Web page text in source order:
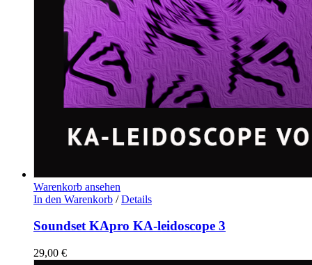
Warenkorb ansehen
In den Warenkorb / Details
Soundset KApro KA-leidoscope 3
29,00 €